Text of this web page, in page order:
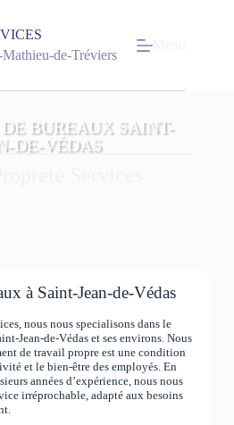
Mathieu-de-Tréviers
BUREAUX SAINT-
DE-VÉDAS
à Saint-Jean-de-Védas
nous nous specialisons dans le
Jean-de-Védas et ses environs. Nous
de travail propre est une condition
et le bien-être des employés. En
années d’expérience, nous nous
irréprochable, adapté aux besoins